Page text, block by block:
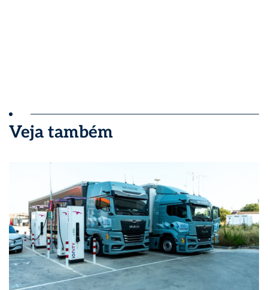
Veja também